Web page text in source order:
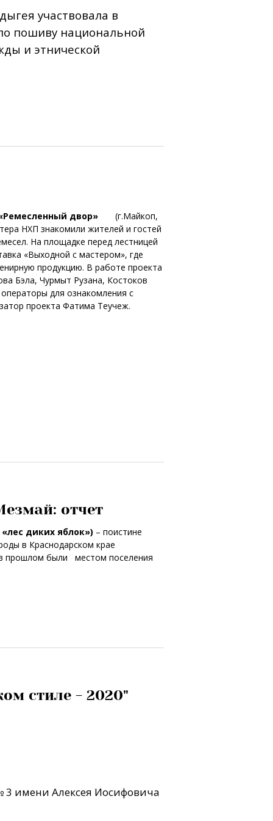
участвовала в
пошиву национальной
и этнической
двор»
(г.Майкоп,
НХП знакомили жителей и гостей
На площадке перед лестницей
«Выходной с мастером», где
продукцию. В работе проекта
Бэла, Чурмыт Рузана, Костоков
для ознакомления с
проекта Фатима Теучеж.
отчет
диких яблок») – поистине
в Краснодарском крае
прошлом были местом поселения
стиле - 2020"
имени Алексея Иосифовича